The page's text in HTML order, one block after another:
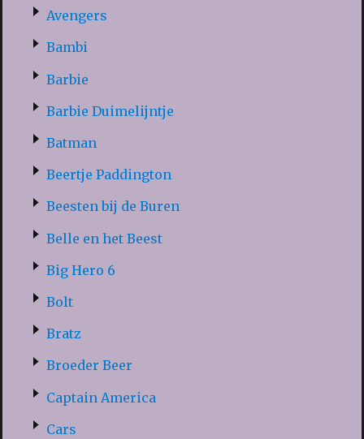
Avengers
Bambi
Barbie
Barbie Duimelijntje
Batman
Beertje Paddington
Beesten bij de Buren
Belle en het Beest
Big Hero 6
Bolt
Bratz
Broeder Beer
Captain America
Cars